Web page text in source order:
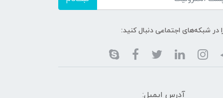
در شبکه‌های اجتماعی دنبال کنید:
آدرس ایمیل: